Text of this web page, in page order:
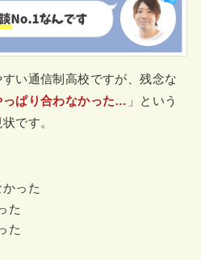
い通信制高校ですが、残念な
っぱり合わなかった… 」という
です。
った
た
た